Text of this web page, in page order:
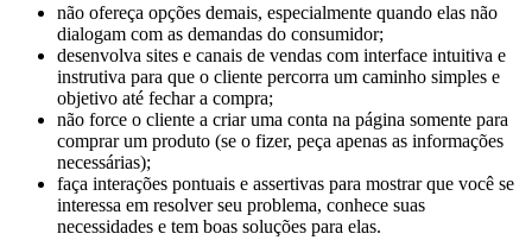
não ofereça opções demais, especialmente quando elas não
dialogam com as demandas do consumidor;
desenvolva sites e canais de vendas com interface intuitiva e
instrutiva para que o cliente percorra um caminho simples e
objetivo até fechar a compra;
não force o cliente a criar uma conta na página somente para
comprar um produto (se o fizer, peça apenas as informações
necessárias);
faça interações pontuais e assertivas para mostrar que você se
interessa em resolver seu problema, conhece suas
necessidades e tem boas soluções para elas.